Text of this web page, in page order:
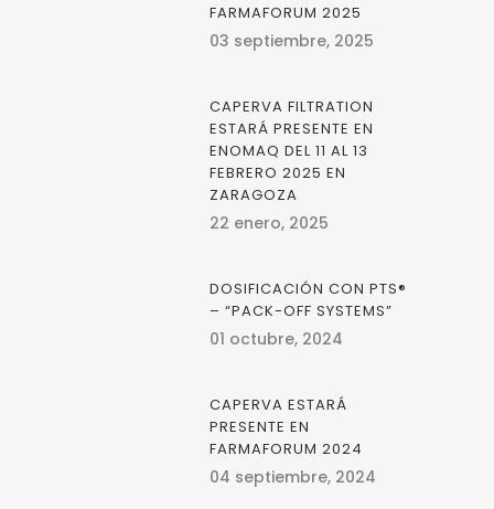
FARMAFORUM 2025
03 septiembre, 2025
CAPERVA FILTRATION
ESTARÁ PRESENTE EN
ENOMAQ DEL 11 AL 13
FEBRERO 2025 EN
ZARAGOZA
22 enero, 2025
DOSIFICACIÓN CON PTS®
– “PACK-OFF SYSTEMS”
01 octubre, 2024
CAPERVA ESTARÁ
PRESENTE EN
FARMAFORUM 2024
04 septiembre, 2024